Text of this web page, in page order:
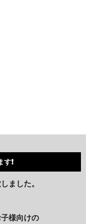
❗️
ました。
様向けの